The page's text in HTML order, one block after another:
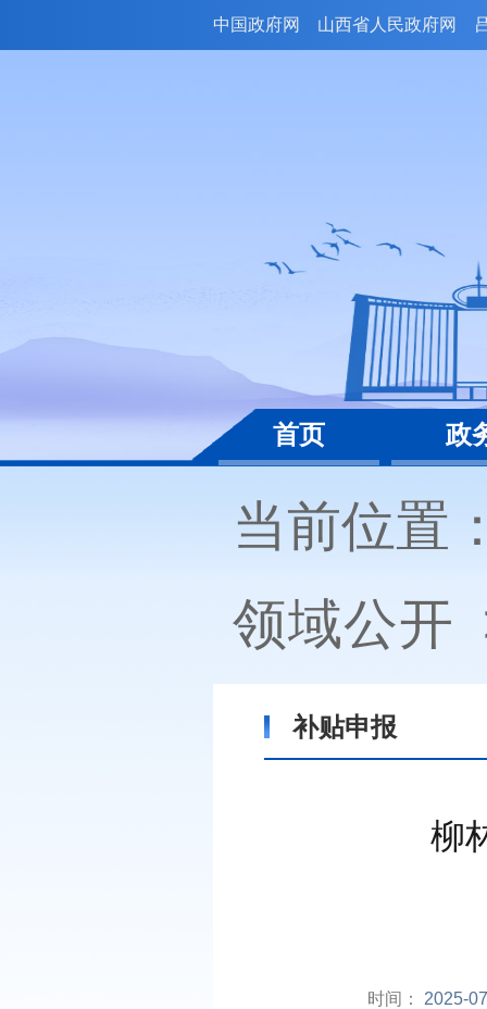
中国政府网 山西省人民政府网
首页 政
当前位置
领域公开
补贴申报
柳
时间： 2025-